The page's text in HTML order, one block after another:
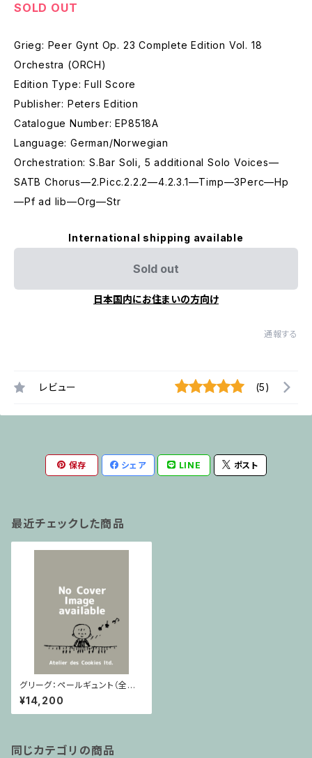
SOLD OUT
Grieg: Peer Gynt Op. 23 Complete Edition Vol. 18
Orchestra (ORCH)
Edition Type: Full Score
Publisher: Peters Edition
Catalogue Number: EP8518A
Language: German/Norwegian
Orchestration: S.Bar Soli, 5 additional Solo Voices—
SATB Chorus—2.Picc.2.2.2—4.2.3.1—Timp—3Perc—Hp
—Pf ad lib—Org—Str
International shipping available
Sold out
日本国内にお住まいの方向け
通報する
レビュー (5)
保存 シェア LINE ポスト
最近チェックした商品
グリーグ：ペールギュント（全曲）
/ フルスコア
¥14,200
同じカテゴリの商品